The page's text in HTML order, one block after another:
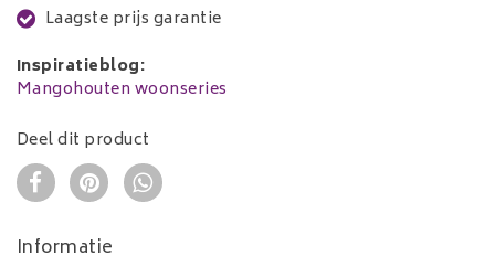
Laagste prijs garantie
Inspiratieblog:
Mangohouten woonseries
Deel dit product
Informatie